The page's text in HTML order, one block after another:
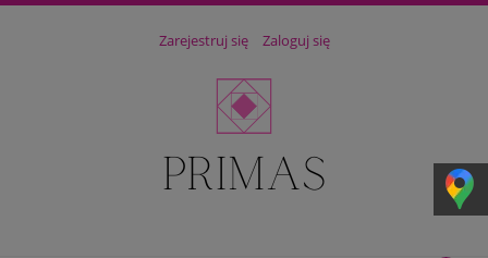
Zarejestruj się Zaloguj się